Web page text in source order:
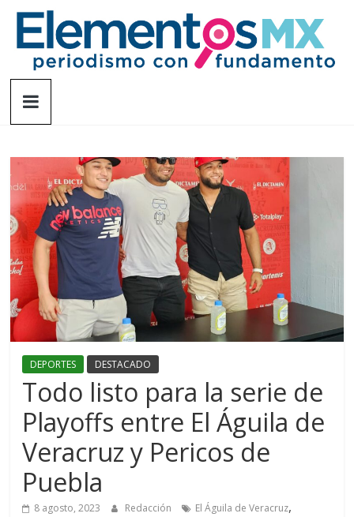
Saltar
contenido
Elementosmx
fundamento
DEPORTES DESTACADO
Todo listo para la serie de
Playoffs entre El Águila de
Veracruz y Pericos de
Puebla
8 agosto, 2023 Redacción El Águila de Veracruz,